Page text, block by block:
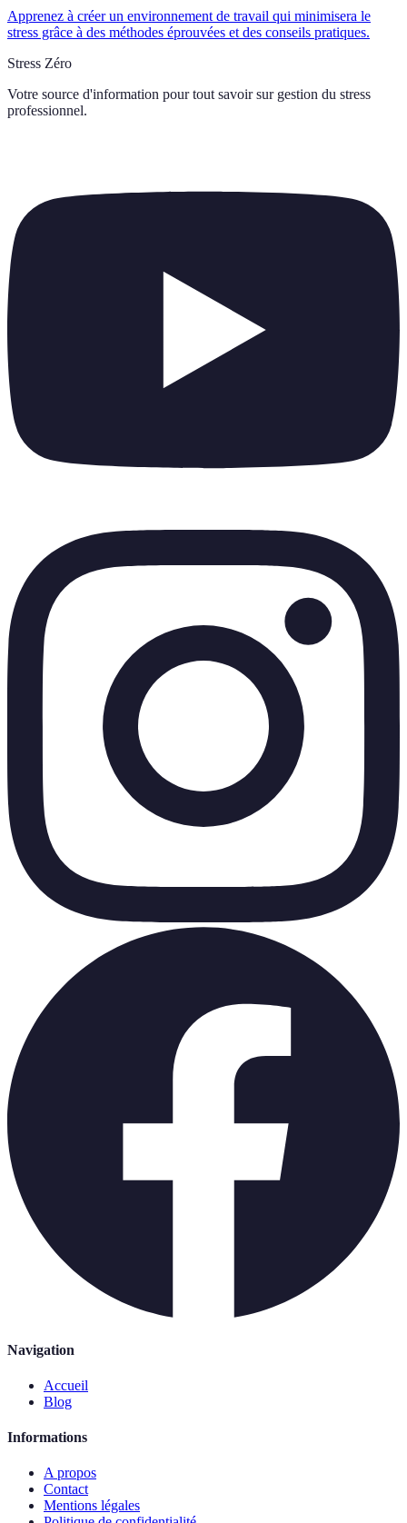
Apprenez à créer un environnement de travail qui minimisera le
stress grâce à des méthodes éprouvées et des conseils pratiques.
Stress Zéro
Votre source d'information pour tout savoir sur gestion du stress
professionnel.
Navigation
Accueil
Blog
Informations
A propos
Contact
Mentions légales